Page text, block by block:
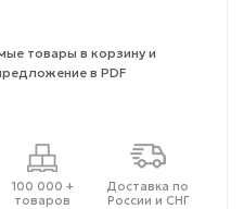
товары в корзину и
в PDF
100 000 +
товаров
Доставка по
России и СНГ